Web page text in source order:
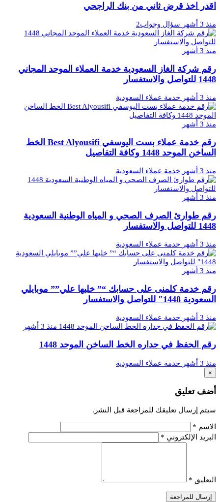
اقدر اخذ قرض ثاني من بنك الراجحي
منذ 3 أشهر سؤال وجواب2
منذ 3 أشهر
رقم شركة الغاز السعودية خدمة العملاء الموحد المجاني
1448 للتواصل والاستفسار
منذ 3 أشهر خدمة عملاء السعودية
منذ 3 أشهر
رقم خدمة عملاء بست اليوسفي Best Alyousifi الخط
الساخن الموحد 1448 وكافة التفاصيل
منذ 3 أشهر خدمة عملاء السعودية
منذ 3 أشهر
رقم طوارئ الصرف الصحي و المياه الوطنية السعودية
1448 للتواصل والاستفسار
منذ 3 أشهر خدمة عملاء السعودية
منذ 3 أشهر
رقم خدمة كلمنى على حسابك “” خليها علي”” موبايلي
السعودية 1448″ للتواصل والاستفسار
منذ 3 أشهر
خدمة عملاء السعودية
منذ 3 أشهر
رقم الحفظ في جداره الخط الساخن الموحد 1448
منذ 3 أشهر خدمة عملاء السعودية
×
أضف تعليق
سيتم إرسال تعليقك للمراجعة قبل النشر.
الاسم *
البريد الإلكتروني *
التعليق *
إرسال للمراجعة